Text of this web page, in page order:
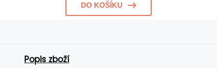
DO KOŠÍKU
Popis zboží